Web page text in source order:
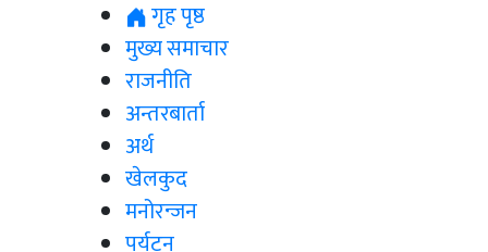
गृह पृष्ठ
मुख्य समाचार
राजनीति
अन्तरबार्ता
अर्थ
खेलकुद
मनोरन्जन
पर्यटन